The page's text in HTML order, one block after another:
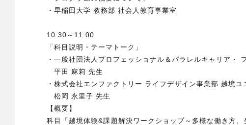
・早稲田大学 教務部 社会人教育事業室
10:30～11:00
「科目説明・テーマトーク」
・一般社団法人プロフェッショナル＆パラレルキャリア・
平田 麻莉 先生
・株式会社エンファクトリー ライフデザイン事業部 越境
松岡 永里子 先生
【概要】
科目「越境体験&課題解決ワークショップ～多様な働き方